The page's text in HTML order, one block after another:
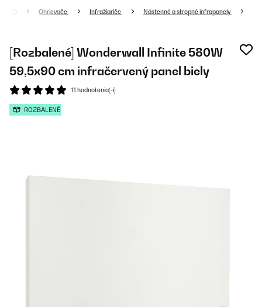
Ohrievače Infražiariče Nástenné a stropné infrapanely
[Rozbalené] Wonderwall Infinite 580W
59,5x90 cm infračervený panel​​ biely
11 hodnotenia(-í)
ROZBALENÉ